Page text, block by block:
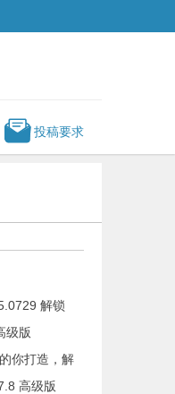
投稿要求
解锁
级版
你打造，解
高级版